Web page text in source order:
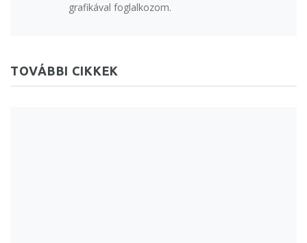
grafikával foglalkozom.
TOVÁBBI CIKKEK